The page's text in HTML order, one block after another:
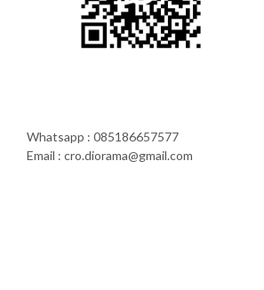
Whatsapp : 085186657577
Email : cro.diorama@gmail.com